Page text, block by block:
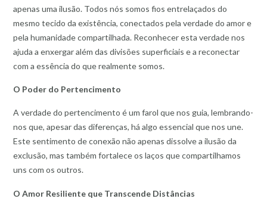
apenas uma ilusão. Todos nós somos fios entrelaçados do
mesmo tecido da existência, conectados pela verdade do amor e
pela humanidade compartilhada. Reconhecer esta verdade nos
ajuda a enxergar além das divisões superficiais e a reconectar
com a essência do que realmente somos.
O Poder do Pertencimento
A verdade do pertencimento é um farol que nos guia, lembrando-
nos que, apesar das diferenças, há algo essencial que nos une.
Este sentimento de conexão não apenas dissolve a ilusão da
exclusão, mas também fortalece os laços que compartilhamos
uns com os outros.
O Amor Resiliente que Transcende Distâncias